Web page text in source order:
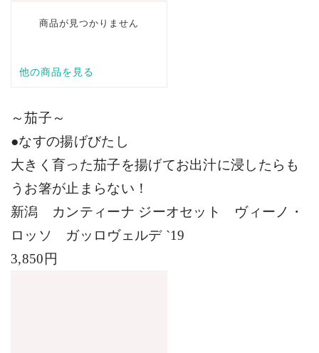
～茄子～
●なすの揚げびたし
大きく育った茄子を揚げてお出汁に浸したらも
うお箸が止まらない！
新潟 カンティーナ ジーオセット ヴィーノ・
ロッソ ガッロヴェルデ`19
3,850円